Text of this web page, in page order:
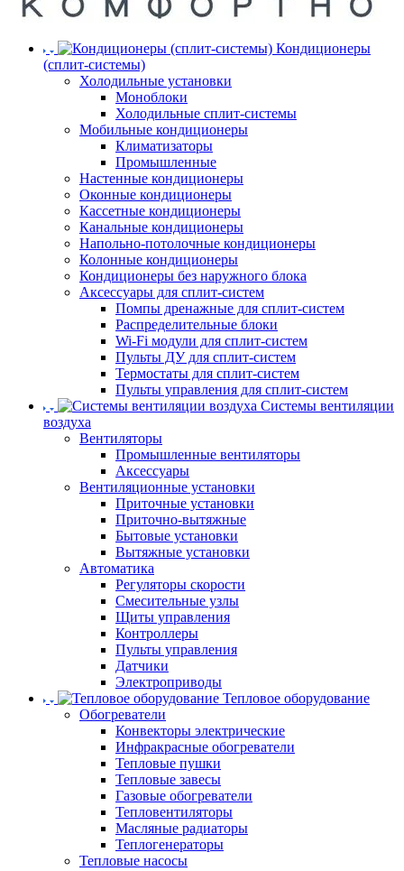
Кондиционеры
(сплит-системы)
Холодильные установки
Моноблоки
Холодильные сплит-системы
Мобильные кондиционеры
Климатизаторы
Промышленные
Настенные кондиционеры
Оконные кондиционеры
Кассетные кондиционеры
Канальные кондиционеры
Напольно-потолочные кондиционеры
Колонные кондиционеры
Кондиционеры без наружного блока
Аксессуары для сплит-систем
Помпы дренажные для сплит-систем
Распределительные блоки
Wi-Fi модули для сплит-систем
Пульты ДУ для сплит-систем
Термостаты для сплит-систем
Пульты управления для сплит-систем
Системы вентиляции
воздуха
Вентиляторы
Промышленные вентиляторы
Аксессуары
Вентиляционные установки
Приточные установки
Приточно-вытяжные
Бытовые установки
Вытяжные установки
Автоматика
Регуляторы скорости
Смесительные узлы
Щиты управления
Контроллеры
Пульты управления
Датчики
Электроприводы
Тепловое оборудование
Обогреватели
Конвекторы электрические
Инфракрасные обогреватели
Тепловые пушки
Тепловые завесы
Газовые обогреватели
Тепловентиляторы
Масляные радиаторы
Теплогенераторы
Тепловые насосы